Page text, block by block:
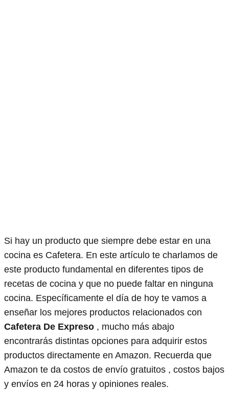
Si hay un producto que siempre debe estar en una
cocina es Cafetera. En este artículo te charlamos de
este producto fundamental en diferentes tipos de
recetas de cocina y que no puede faltar en ninguna
cocina. Específicamente el día de hoy te vamos a
enseñar los mejores productos relacionados con
Cafetera De Expreso , mucho más abajo
encontrarás distintas opciones para adquirir estos
productos directamente en Amazon. Recuerda que
Amazon te da costos de envío gratuitos , costos bajos
y envíos en 24 horas y opiniones reales.